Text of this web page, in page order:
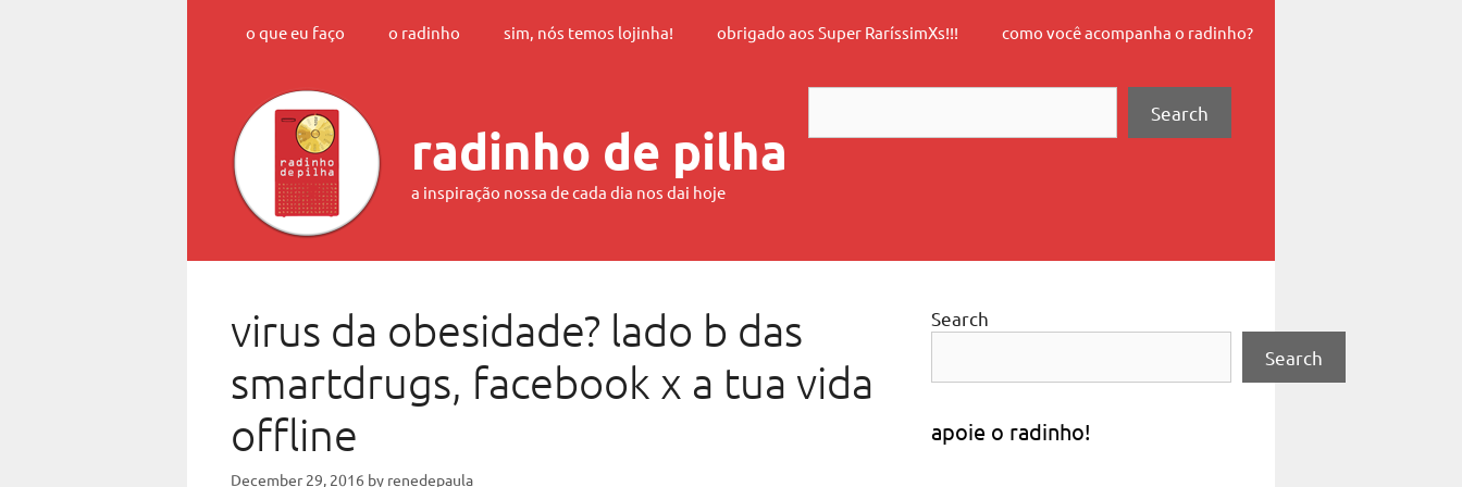
o que eu faço o radinho sim, nós temos lojinha! obrigado aos Super RaríssimXs!!! como você acompanha o radinho?
Search
radinho de pilha
a inspiração nossa de cada dia nos dai hoje
virus da obesidade? lado b das
smartdrugs, facebook x a tua vida
offline
December 29, 2016 by renedepaula
Search
Search
apoie o radinho!